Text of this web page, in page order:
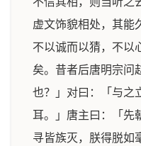
虚文饰貌相处，其能
不以诚而以猜，不以
矣。昔者后唐明宗问
也？」对曰：「与之
耳。」唐主曰：「先
寻皆族灭，朕得脱如